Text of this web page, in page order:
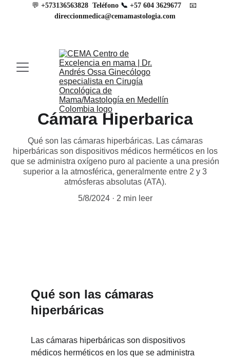
💬 +573136563828 Teléfono 📞 +57 604 3629677 📧
direccionmedica@cemamastologia.com
Cámara Hiperbarica
Qué son las cámaras hiperbáricas. Las cámaras
hiperbáricas son dispositivos médicos herméticos en los
que se administra oxígeno puro al paciente a una presión
superior a la atmosférica, generalmente entre 2 y 3
atmósferas absolutas (ATA).
5/8/2024
2 min leer
Qué son las cámaras
hiperbáricas
Las cámaras hiperbáricas son dispositivos
médicos herméticos en los que se administra